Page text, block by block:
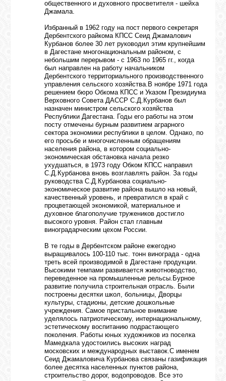
общественного и духовного просветителя - шейха
Джамала.
Избранный в 1962 году на пост первого секретаря
Дербентского райкома КПСС Сеид Джамалович
Курбанов более 30 лет руководил этим крупнейшим
в Дагестане многонациональным районом, с
небольшим перерывом - с 1963 по 1965 гг., когда
был направлен на работу начальником
Дербентского территориального производственного
управления сельского хозяйства.В ноябре 1971 года
решением бюро Обкома КПСС и Указом Президиума
Верховного Совета ДАССР С.Д.Курбанов был
назначен министром сельского хозяйства
Республики Дагестана. Годы его работы на этом
посту отмечены бурным развитием аграрного
сектора экономики республики в целом. Однако, по
его просьбе и многочисленным обращениям
населения района, в котором социально-
экономическая обстановка начала резко
ухудшаться, в 1973 году Обком КПСС направил
С.Д.Курбанова вновь возглавлять район. За годы
руководства С.Д.Курбанова социально-
экономическое развитие района вышло на новый,
качественный уровень, и превратился в край с
процветающей экономикой, материальное и
духовное благополучие тружеников достигло
высокого уровня. Район стал главным
виноградарческим цехом России.
В те годы в Дербентском районе ежегодно
выращивалось 100-110 тыс. тонн винограда - одна
треть всей производимой в Дагестане продукции.
Высокими темпами развивается животноводство,
переведенное на промышленные рельсы.Бурное
развитие получила строительная отрасль. Были
построены десятки школ, больницы, Дворцы
культуры, стадионы, детские дошкольные
учреждения. Самое пристальное внимание
уделялось патриотическому, интернациональному,
эстетическому воспитанию подрастающего
поколения. Работы юных художников из поселка
Мамедкала удостоились высоких наград
московских и международных выставок.С именем
Сеид Джамаловича Курбанова связаны газификация
более десятка населенных пунктов района,
строительство дорог, водопроводов. Все это